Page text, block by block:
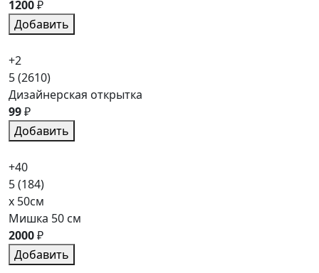
1200₽
Добавить
+2
5(2610)
Дизайнерская открытка
99₽
Добавить
+40
5(184)
x 50см
Мишка 50 см
2000₽
Добавить